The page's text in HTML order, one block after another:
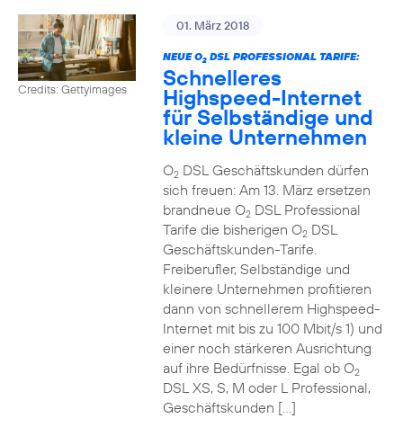
Credits: Gettyimages
01. März 2018
NEUE O2DSL PROFESSIONAL TARIFE:
Schnelleres
Highspeed-Internet
für Selbständige und
kleine Unternehmen
O2DSL Geschäftskunden dürfen
sich freuen: Am 13. März ersetzen
brandneue O2DSL Professional
Tarife die bisherigen O2DSL
Geschäftskunden-Tarife.
Freiberufler, Selbständige und
kleinere Unternehmen profitieren
dann von schnellerem Highspeed-
Internet mit bis zu 100 Mbit/s 1) und
einer noch stärkeren Ausrichtung
auf ihre Bedürfnisse. Egal ob O2
DSL XS, S, M oder L Professional,
Geschäftskunden […]